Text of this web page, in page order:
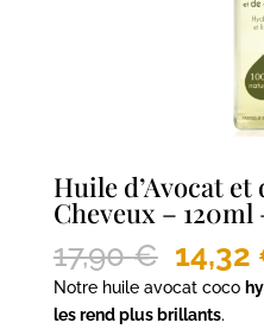
Huile d’Avocat
Cheveux – 120ml
17,90€ Le
prix
initial
14,32
Notre huile avocat coco
les rend plus brillants.